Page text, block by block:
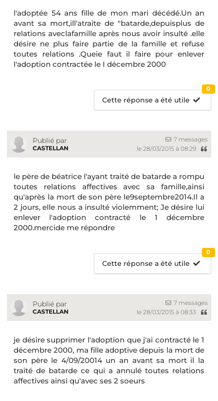
l'adoptée 54 ans fille de mon mari décédé.Un an
avant sa mort,ill'atraite de "batarde,depuisplus de
relations aveclafamille après nous avoir insulté .elle
désire ne plus faire partie de la famille et refuse
toutes relations .Queie faut il faire pour enlever
l'adoption contractée le I décembre 2000
Cette réponse a été utile
0
Publié par
CASTELLAN
7 messages
le 28/03/2015 à 08:29
le père de béatrice l'ayant traité de batarde a rompu
toutes relations affectives avec sa famille,ainsi
qu'après la mort de son père le9septembre2014.Il a
2 jours, elle nous a insulté violemment; Je désire lui
enlever l'adoption contracté le 1 décembre
2000.mercide me répondre
Cette réponse a été utile
0
Publié par
CASTELLAN
7 messages
le 28/03/2015 à 08:33
je désire supprimer l'adoption que j'ai contracté le 1
décembre 2000, ma fille adoptive depuis la mort de
son père le 4/09/20014 un an avant sa mort il la
traité de batarde ce qui a annulé toutes relations
affectives ainsi qu'avec ses 2 soeurs